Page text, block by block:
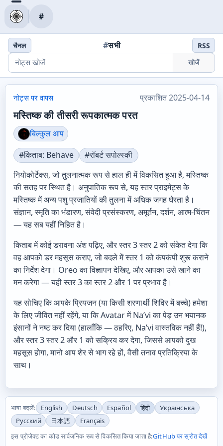
#
चैनल #सभी RSS
खोजें
नोट्स पर वापस प्रकाशित 2025-04-14
मस्तिष्क की तीसरी रूपकात्मक परत
बिल्कुल आप
#किताब: Behave
#रॉबर्ट सपोल्स्की
नियोकोर्टेक्स, जो तुलनात्मक रूप से हाल ही में विकसित हुआ है, मस्तिष्क
की सतह पर स्थित है। अनुपातिक रूप से, यह स्तर प्राइमेट्स के
मस्तिष्क में अन्य पशु प्रजातियों की तुलना में अधिक जगह घेरता है।
संज्ञान, स्मृति का भंडारण, संवेदी प्रसंस्करण, अमूर्तन, दर्शन, आत्म-चिंतन
— यह सब यहीं निहित है।
किताब में कोई डरावना अंश पढ़िए, और स्तर 3 स्तर 2 को संकेत देगा कि
वह आपको डर महसूस कराए, जो बदले में स्तर 1 को कंपकंपी शुरू कराने
का निर्देश देगा। Oreo का विज्ञापन देखिए, और आपका उसे खाने का
मन करेगा — यही स्तर 3 का स्तर 2 और 1 पर प्रभाव है।
यह सोचिए कि आपके प्रियजन (या किसी शरणार्थी शिविर में बच्चे) हमेशा
के लिए जीवित नहीं रहेंगे, या कि Avatar में Na’vi का पेड़ उन भयानक
इंसानों ने नष्ट कर दिया (हालाँकि — ठहरिए, Na’vi वास्तविक नहीं हैं!),
और स्तर 3 स्तर 2 और 1 को सक्रिय कर देगा, जिससे आपको दुख
महसूस होगा, मानो आप शेर से भाग रहे हों, वैसी तनाव प्रतिक्रिया के
साथ।
भाषा बदलें: English Deutsch Español हिंदी
Українська
Русский
日本語
Français
इस प्रोजेक्ट का कोड सार्वजनिक रूप से विकसित किया जाता है:GitHub पर स्रोत देखें